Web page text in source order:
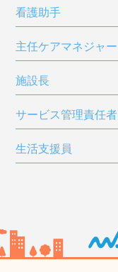
看護助手
主任ケアマネジャー
施設長
サービス管理責任者
生活支援員